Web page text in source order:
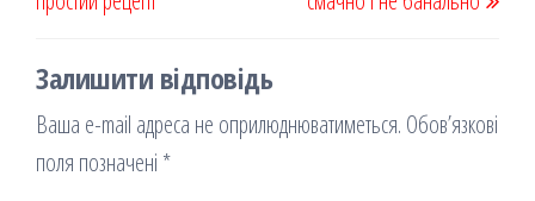
Залишити відповідь
Ваша e-mail адреса не оприлюднюватиметься. Обов’язкові
поля позначені *